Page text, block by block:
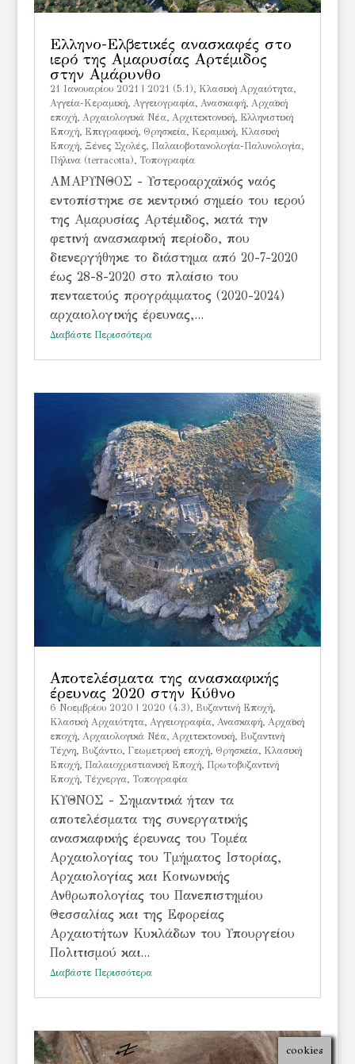
Ελληνο-Ελβετικές ανασκαφές στο
ιερό της Αμαρυσίας Αρτέμιδος
στην Αμάρυνθο
21 Ιανουαρίου 2021 | 2021 (5.1) Kλασική Αρχαιότητα,
Αγγεία-Κεραμική, Αγγειογραφία, Ανασκαφή, Αρχαϊκή
εποχή, Αρχαιολογικά Νέα, Αρχιτεκτονική, Ελληνιστική
Εποχή, Επιγραφική, Θρησκεία, Κεραμική, Κλασική
Εποχή, Ξένες Σχολές, Παλαιοβοτανολογία-Παλυνολογία,
Πήλινα (terracotta)
Τοπογραφία
ΑΜΑΡΥΝΘΟΣ - Υστεροαρχαϊκός ναός
εντοπίστηκε σε κεντρικό σημείο του ιερού
της Αμαρυσίας Αρτέμιδος, κατά την
φετινή ανασκαφική περίοδο, που
διενεργήθηκε το διάστημα από 20-7-2020
έως 28-8-2020 στο πλαίσιο του
πενταετούς προγράμματος (2020-2024)
αρχαιολογικής έρευνας,...
Διαβάστε Περισσότερα
Αποτελέσματα της ανασκαφικής
έρευνας 2020 στην Κύθνο
6 Νοεμβρίου 2020 | 2020 (4.3) Bυζαντινή Εποχή,
Kλασική Αρχαιότητα, Αγγειογραφία, Ανασκαφή, Αρχαϊκή
εποχή, Αρχαιολογικά Νέα, Αρχιτεκτονική, Βυζαντινή
Τέχνη, Βυζάντιο, Γεωμετρική εποχή, Θρησκεία, Κλασική
Εποχή, Παλαιοχριστιανική Εποχή, Πρωτοβυζαντινή
Εποχή, Τέχνεργα, Τοπογραφία
ΚΥΘΝΟΣ - Σημαντικά ήταν τα
αποτελέσματα της συνεργατικής
ανασκαφικής έρευνας του Τομέα
Αρχαιολογίας του Τμήματος Ιστορίας,
Αρχαιολογίας και Κοινωνικής
Ανθρωπολογίας του Πανεπιστημίου
Θεσσαλίας και της Εφορείας
Αρχαιοτήτων Κυκλάδων του Υπουργείου
Πολιτισμού και...
Διαβάστε Περισσότερα
cookies